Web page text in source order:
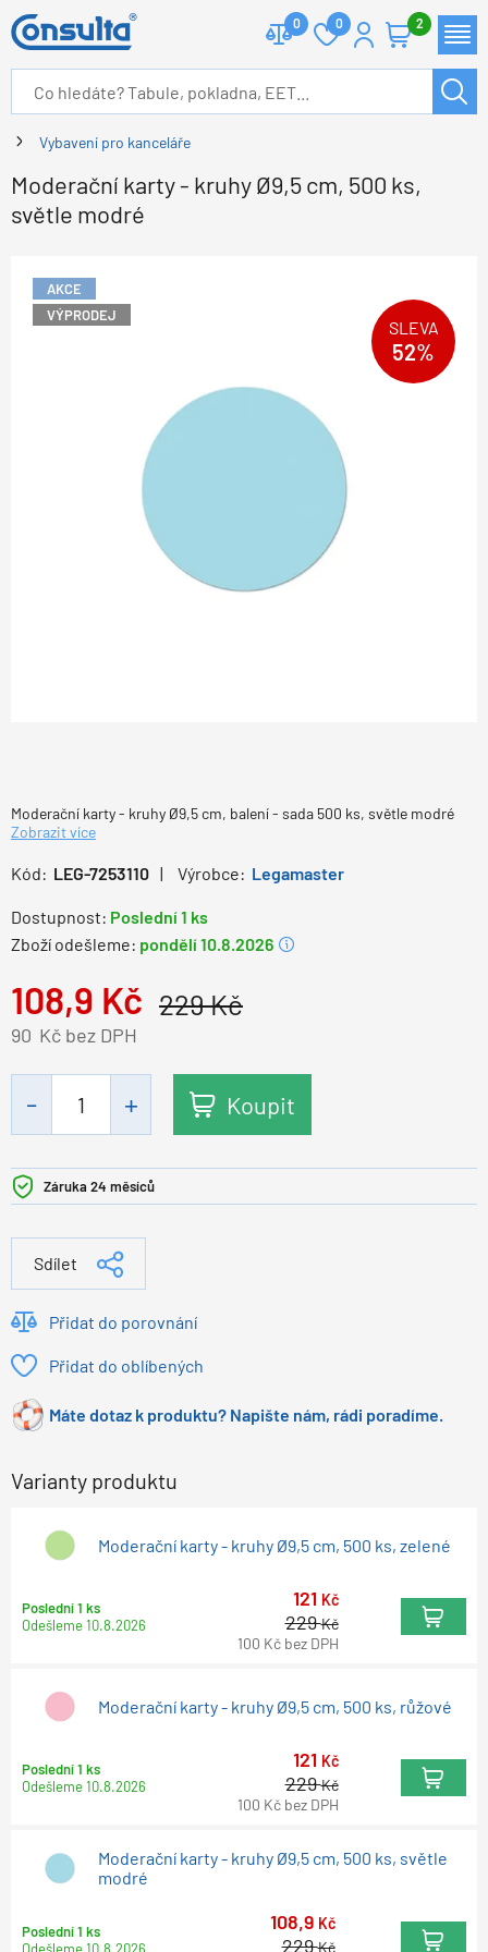
0 0 2
Vybavení pro kanceláře
Moderační karty - kruhy Ø9,5 cm, 500 ks,
světle modré
AKCE
VÝPRODEJ
SLEVA
52%
Moderační karty - kruhy Ø9,5 cm, balení - sada 500 ks, světle modré
Zobrazit více
Kód: LEG-7253110 Výrobce: Legamaster
Dostupnost: Poslední 1 ks
Zboží odešleme: pondělí 10.8.2026
229Kč
108,9 Kč
Kč bez DPH
90
Koupit
Záruka 24 měsíců
Sdílet
Přidat do porovnání
Přidat do oblíbených
Máte dotaz k produktu? Napište nám, rádi poradíme.
Varianty produktu
Moderační karty - kruhy Ø9,5 cm, 500 ks, zelené
Poslední 1 ks
Odešleme10.8.2026
121 Kč
229Kč
100 Kč bez DPH
Moderační karty - kruhy Ø9,5 cm, 500 ks, růžové
Poslední 1 ks
Odešleme10.8.2026
121 Kč
229Kč
100 Kč bez DPH
Moderační karty - kruhy Ø9,5 cm, 500 ks, světle
modré
Poslední 1 ks
Odešleme10.8.2026
108,9 Kč
229Kč